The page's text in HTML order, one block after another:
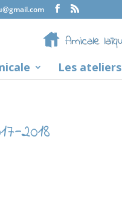
Les ateliers
2018